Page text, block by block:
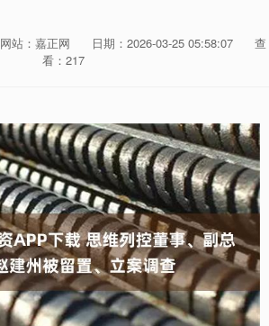
网站：嘉正网 日期：2026-03-25 05:58:07
查
看：217